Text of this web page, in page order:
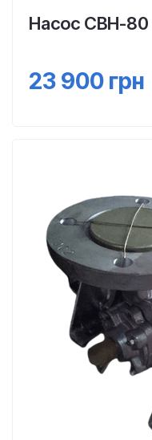
Насос СВН-80
23 900 грн